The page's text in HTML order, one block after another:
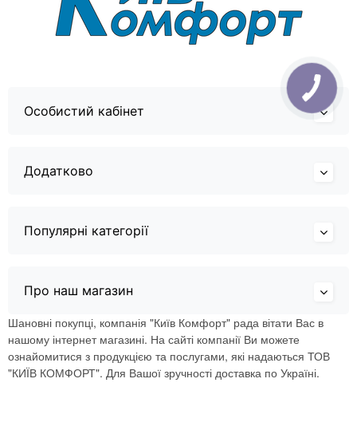
Особистий кабінет
Додатково
Популярні категорії
Про наш магазин
Шановні покупці, компанія "Київ Комфорт" рада вітати Вас в
нашому інтернет магазині. На сайті компанії Ви можете
ознайомитися з продукцією та послугами, які надаються ТОВ
"КИЇВ КОМФОРТ". Для Вашої зручності доставка по Україні.